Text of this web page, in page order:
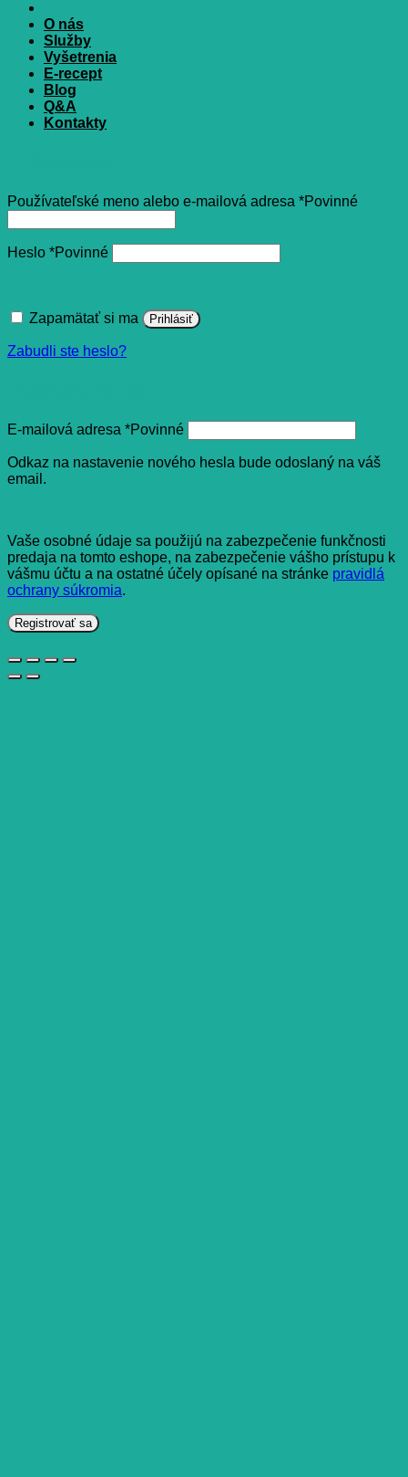
O nás
Služby
Vyšetrenia
E-recept
Blog
Q&A
Kontakty
Používateľské meno alebo e-mailová adresa *Povinné
Heslo *Povinné
Zapamätať si ma Prihlásiť
Zabudli ste heslo?
E-mailová adresa *Povinné
Odkaz na nastavenie nového hesla bude odoslaný na váš
email.
Vaše osobné údaje sa použijú na zabezpečenie funkčnosti
predaja na tomto eshope, na zabezpečenie vášho prístupu k
vášmu účtu a na ostatné účely opísané na stránke pravidlá
ochrany súkromia.
Registrovať sa